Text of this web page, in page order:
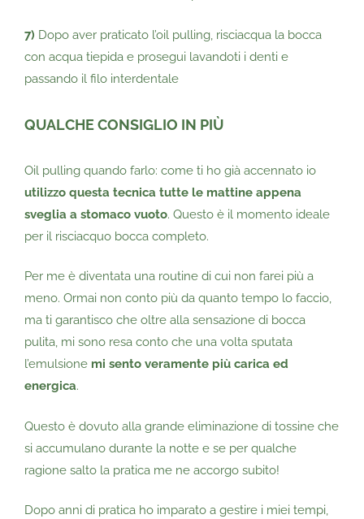
7) Dopo aver praticato l’oil pulling, risciacqua la bocca
con acqua tiepida e prosegui lavandoti i denti e
passando il filo interdentale
QUALCHE CONSIGLIO IN PIÙ
Oil pulling quando farlo: come ti ho già accennato io
utilizzo questa tecnica tutte le mattine appena
sveglia a stomaco vuoto. Questo è il momento ideale
per il risciacquo bocca completo.
Per me è diventata una routine di cui non farei più a
meno. Ormai non conto più da quanto tempo lo faccio,
ma ti garantisco che oltre alla sensazione di bocca
pulita, mi sono resa conto che una volta sputata
l’emulsione mi sento veramente più carica ed
energica.
Questo è dovuto alla grande eliminazione di tossine che
si accumulano durante la notte e se per qualche
ragione salto la pratica me ne accorgo subito!
Dopo anni di pratica ho imparato a gestire i miei tempi,